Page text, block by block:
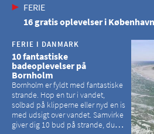
FERIE
16 gratis oplevelser i København
FERIE I DANMARK
10 fantastiske
badeoplevelser på
Bornholm
Bornholm er fyldt med fantastiske
strande. Hop en tur i vandet,
solbad på klipperne eller nyd en is
med udsigt over vandet. Samvirke
giver dig 10 bud på strande, du